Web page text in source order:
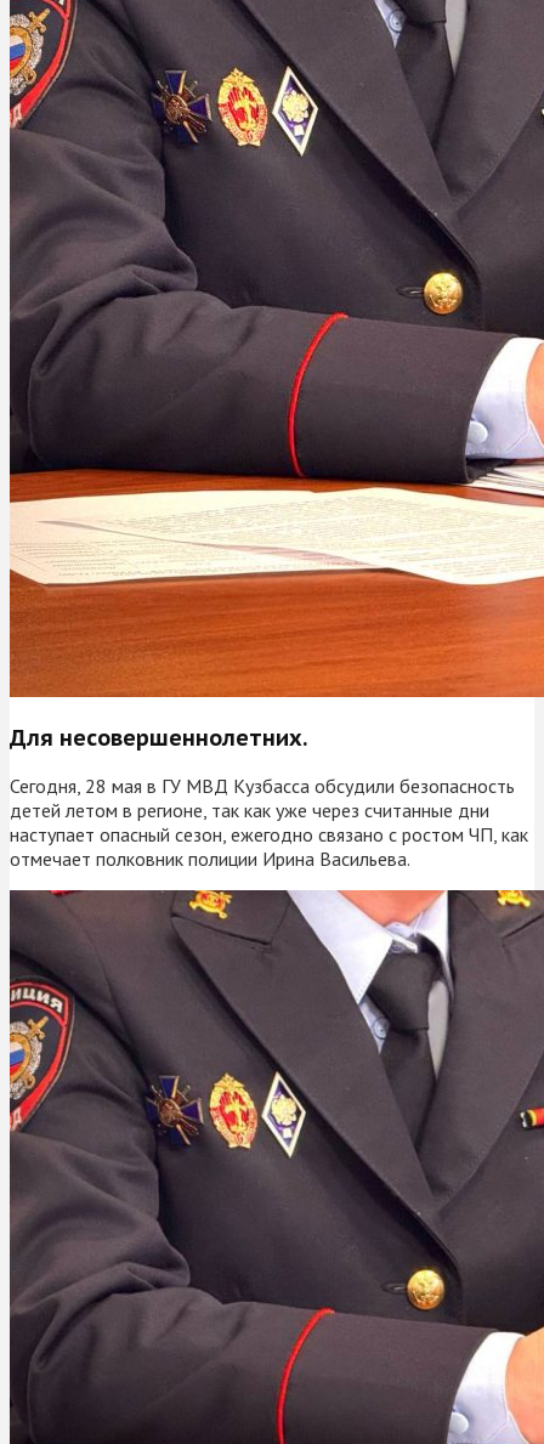
Для несовершеннолетних.
Сегодня, 28 мая в ГУ МВД Кузбасса обсудили безопасность
детей летом в регионе, так как уже через считанные дни
наступает опасный сезон, ежегодно связано с ростом ЧП, как
отмечает полковник полиции Ирина Васильева.